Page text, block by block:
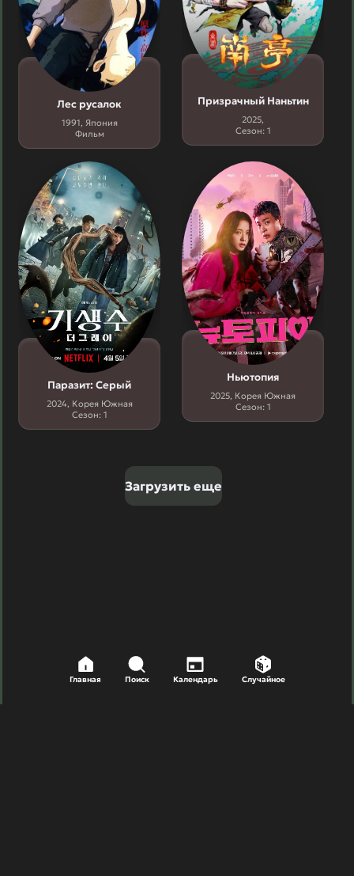
Главная Поиск Календарь Случайное
Лес русалок
1991, Япония
Фильм
Призрачный Наньтин
2025,
Сезон: 1
Паразит: Серый
2024, Корея Южная
Сезон: 1
Ньютопия
2025, Корея Южная
Сезон: 1
Загрузить еще